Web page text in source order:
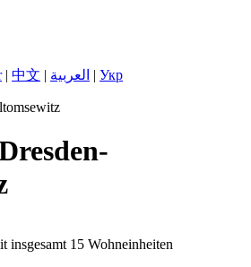
| 中文 | العربية | Укр
insgesamt 15 Wohneinheiten